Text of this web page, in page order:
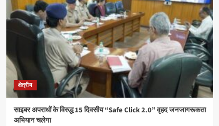
क्षेत्रीय
साइबर अपराधों के विरुद्ध 15 दिवसीय “Safe Click 2.0” वृहद जनजागरूकता
अभियान चलेगा